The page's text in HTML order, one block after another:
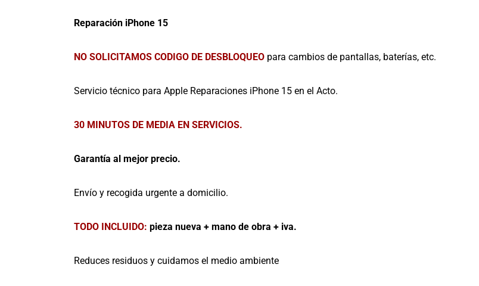
Reparación iPhone 15
NO SOLICITAMOS CODIGO DE DESBLOQUEO para cambios de pantallas, baterías, etc.
Servicio técnico para Apple Reparaciones iPhone 15 en el Acto.
30 MINUTOS DE MEDIA EN SERVICIOS.
Garantía al mejor precio.
Envío y recogida urgente a domicilio.
TODO INCLUIDO: pieza nueva + mano de obra + iva.
Reduces residuos y cuidamos el medio ambiente